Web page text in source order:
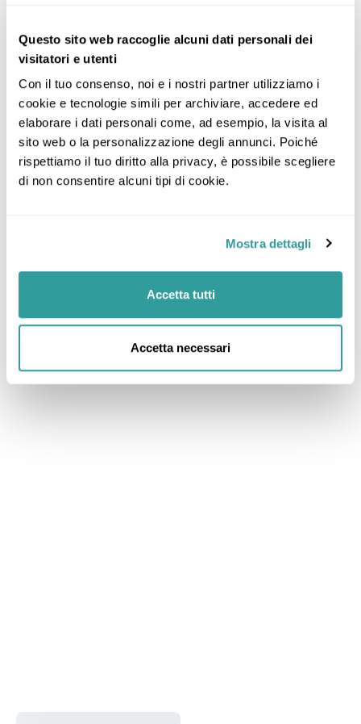
Questo sito web raccoglie alcuni dati personali dei
visitatori e utenti
Con il tuo consenso, noi e i nostri partner utilizziamo i
cookie e tecnologie simili per archiviare, accedere ed
elaborare i dati personali come, ad esempio, la visita al
sito web o la personalizzazione degli annunci. Poiché
rispettiamo il tuo diritto alla privacy, è possibile scegliere
di non consentire alcuni tipi di cookie.
Mostra dettagli
Accetta tutti
Accetta necessari